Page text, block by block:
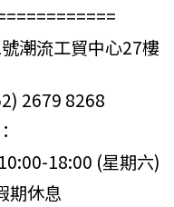
潮流工貿中心27樓
2679 8268
18:00 (星期六)
期休息